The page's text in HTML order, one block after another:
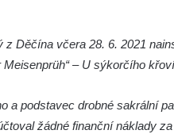
na rohu ulic Na
z Děčína včera 28. 6. 2021
Meisenprüh“ – U sýkorčího
a podstavec drobné sakrální
žádné finanční náklady